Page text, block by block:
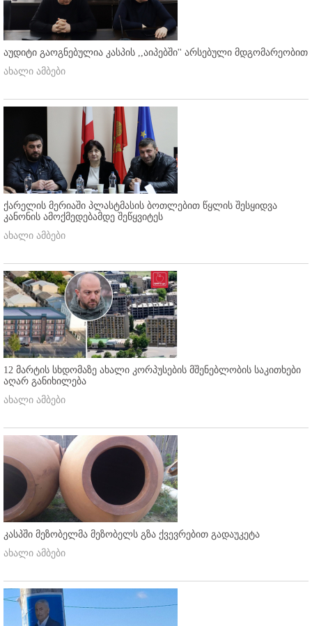
აუდიტი გაოგნებულია კასპის ,,აიპებში'' არსებული მდგომარეობით
ახალი ამბები
ქარელის მერიაში პლასტმასის ბოთლებით წყლის შესყიდვა
კანონის ამოქმედებამდე შეწყვიტეს
ახალი ამბები
12 მარტის სხდომაზე ახალი კორპუსების მშენებლობის საკითხები
აღარ განიხილება
ახალი ამბები
კასპში მეზობელმა მეზობელს გზა ქვევრებით გადაუკეტა
ახალი ამბები